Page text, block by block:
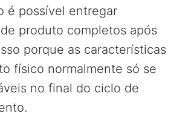
é possível entregar
produto completos após
porque as características
físico normalmente só se
no final do ciclo de